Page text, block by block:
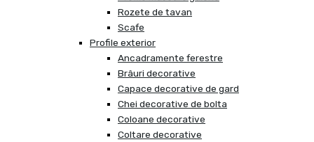
Rozete de tavan
Scafe
Profile exterior
Ancadramente ferestre
Brâuri decorative
Capace decorative de gard
Chei decorative de bolta
Coloane decorative
Coltare decorative